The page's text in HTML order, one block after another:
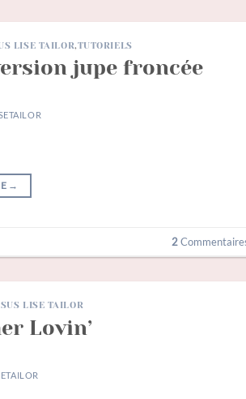
LISE TAILOR,TUTORIELS
jupe froncée
→
2
LISE TAILOR
Lovin’